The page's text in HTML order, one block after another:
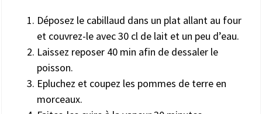
Déposez le cabillaud dans un plat allant au four
et couvrez-le avec 30 cl de lait et un peu d’eau.
Laissez reposer 40 min afin de dessaler le
poisson.
Epluchez et coupez les pommes de terre en
morceaux.